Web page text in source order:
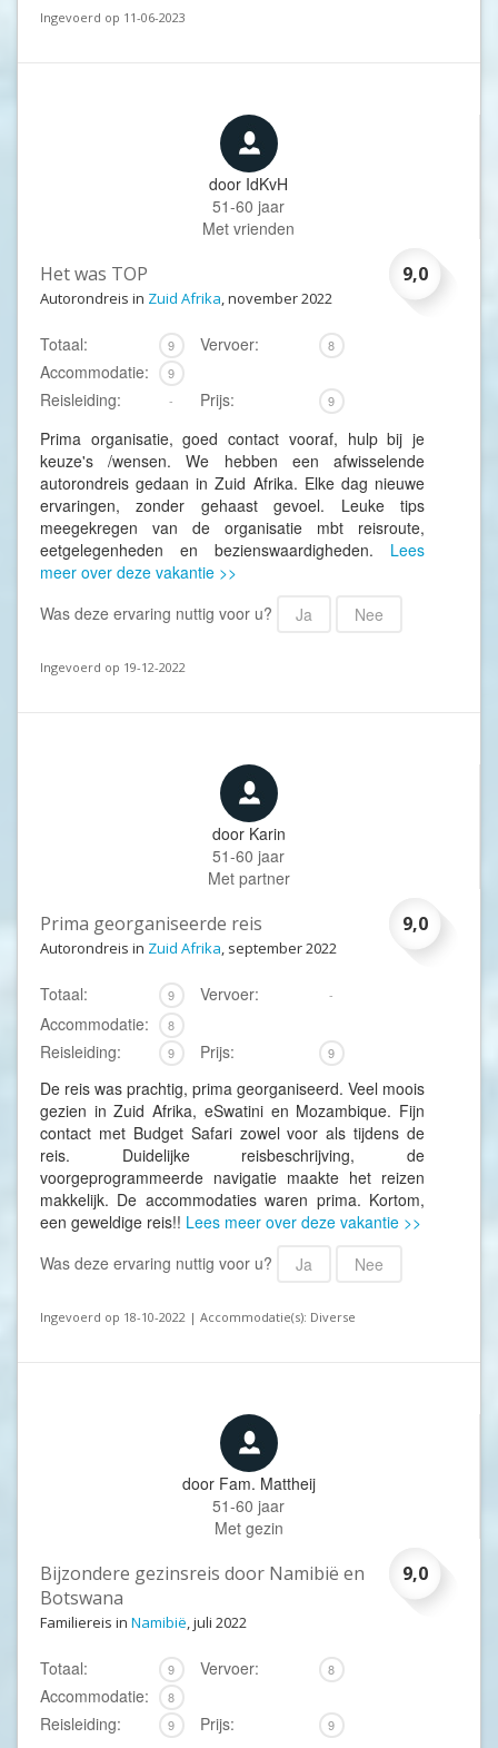
Ingevoerd op 11-06-2023
door IdKvH
51-60 jaar
Met vrienden
9,0
Het was TOP
Autorondreis in Zuid Afrika, november 2022
Totaal: 9 Vervoer: 8
Accommodatie: 9
Reisleiding: - Prijs: 9
Prima organisatie, goed contact vooraf, hulp bij je
keuze's /wensen. We hebben een afwisselende
autorondreis gedaan in Zuid Afrika. Elke dag nieuwe
ervaringen, zonder gehaast gevoel. Leuke tips
meegekregen van de organisatie mbt reisroute,
eetgelegenheden en bezienswaardigheden.
Lees
meer over deze vakantie >>
Was deze ervaring nuttig voor u?
Ja Nee
Ingevoerd op 19-12-2022
door Karin
51-60 jaar
Met partner
9,0
Prima georganiseerde reis
Autorondreis in Zuid Afrika, september 2022
Totaal: 9 Vervoer: -
Accommodatie: 8
Reisleiding: 9 Prijs: 9
De reis was prachtig, prima georganiseerd. Veel moois
gezien in Zuid Afrika, eSwatini en Mozambique. Fijn
contact met Budget Safari zowel voor als tijdens de
reis. Duidelijke reisbeschrijving, de
voorgeprogrammeerde navigatie maakte het reizen
makkelijk. De accommodaties waren prima. Kortom,
een geweldige reis!! Lees meer over deze vakantie >>
Was deze ervaring nuttig voor u?
Ja Nee
Ingevoerd op 18-10-2022 | Accommodatie(s): Diverse
door Fam. Mattheij
51-60 jaar
Met gezin
9,0
Bijzondere gezinsreis door Namibië en
Botswana
Familiereis in Namibië, juli 2022
Totaal: 9 Vervoer: 8
Accommodatie: 8
Reisleiding: 9 Prijs: 9